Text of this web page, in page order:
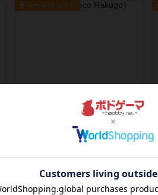
ルール/インスト
アフレコ落語編
江戸の長屋にタイムスリップ。手札
から選んだ写真にセリフをあて、 全
ルール/インスト